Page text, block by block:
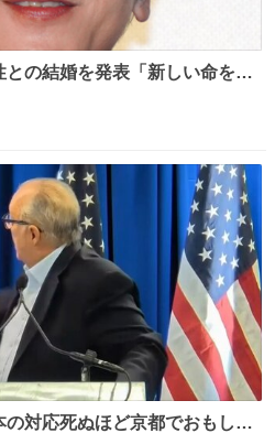
との結婚を発表「新しい命を授
lite/article_d…
際しておりました方と入籍い
チーとして、努力し精進して
対応死ぬほど京都でおもしろ